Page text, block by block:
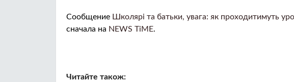
Сообщение Школярі та батьки, увага: як проходитимуть
сначала на NEWS TiME.
Читайте також: